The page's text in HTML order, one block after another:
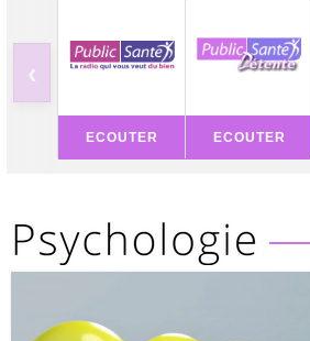
‹
ECOUTER ECOUTER